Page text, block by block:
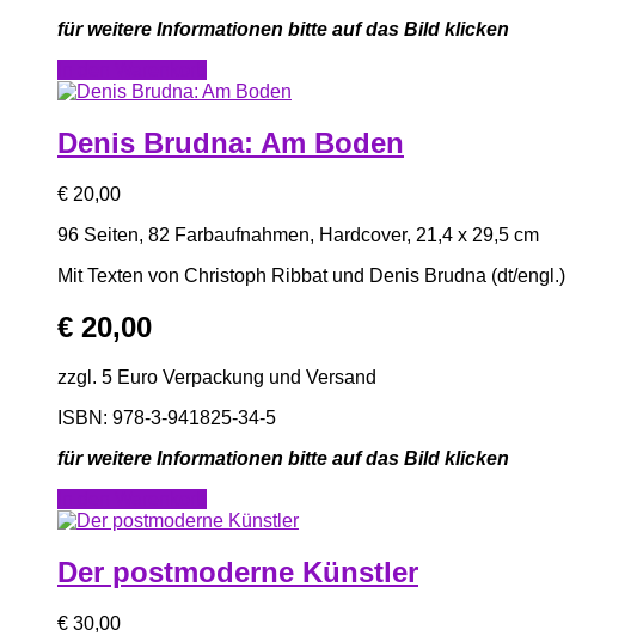
für weitere Informationen bitte auf das Bild klicken
Denis Brudna: Am Boden
€ 20,00
96 Seiten, 82 Farbaufnahmen, Hardcover, 21,4 x 29,5 cm
Mit Texten von Christoph Ribbat und Denis Brudna (dt/engl.)
€ 20,00
zzgl. 5 Euro Verpackung und Versand
ISBN: 978-3-941825-34-5
für weitere Informationen bitte auf das Bild klicken
Der postmoderne Künstler
€ 30,00